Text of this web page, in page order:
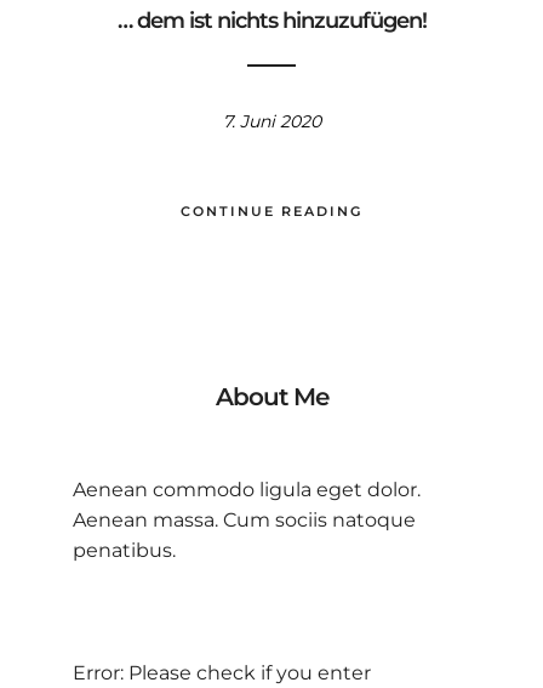
… dem ist nichts hinzuzufügen!
7. Juni 2020
CONTINUE READING
About Me
Aenean commodo ligula eget dolor.
Aenean massa. Cum sociis natoque
penatibus.
Error: Please check if you enter